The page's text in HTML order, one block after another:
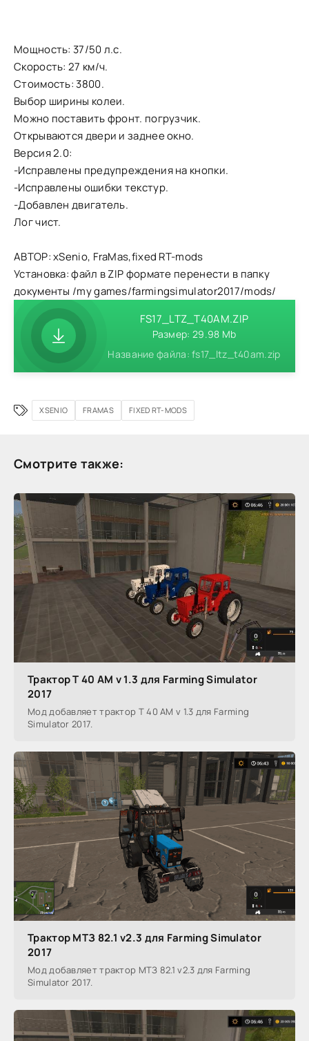
Мощность: 37/50 л.с.
Скорость: 27 км/ч.
Стоимость: 3800.
Выбор ширины колеи.
Можно поставить фронт. погрузчик.
Открываются двери и заднее окно.
Версия 2.0:
-Исправлены предупреждения на кнопки.
-Исправлены ошибки текстур.
-Добавлен двигатель.
Лог чист.
АВТОР: xSenio, FraMas,fixed RT-mods
Установка: файл в ZIP формате перенести в папку
документы /my games/farmingsimulator2017/mods/
FS17_LTZ_T40AM.ZIP
Размер: 29.98 Mb
Название файла: fs17_ltz_t40am.zip
XSENIO FRAMAS FIXED RT-MODS
Смотрите также:
Трактор Т 40 АМ v 1.3 для Farming Simulator
2017
Мод добавляет трактор Т 40 АМ v 1.3 для Farming
Simulator 2017.
Трактор МТЗ 82.1 v2.3 для Farming Simulator
2017
Мод добавляет трактор МТЗ 82.1 v2.3 для Farming
Simulator 2017.